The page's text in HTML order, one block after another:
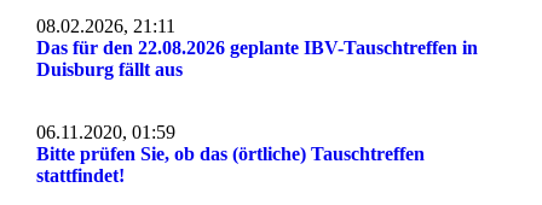
08.02.2026, 21:11
Das für den 22.08.2026 geplante IBV-Tauschtreffen in
Duisburg fällt aus
06.11.2020, 01:59
Bitte prüfen Sie, ob das (örtliche) Tauschtreffen
stattfindet!